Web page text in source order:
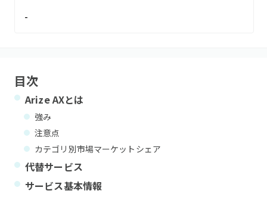
-
目次
Arize AXとは
強み
注意点
カテゴリ別市場マーケットシェア
代替サービス
サービス基本情報